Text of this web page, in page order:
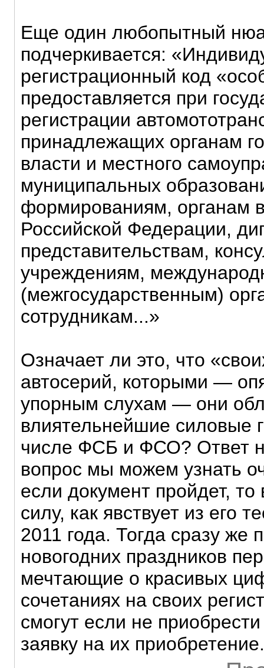
Еще один любопытный
подчеркивается:
регистрационный код
предоставляется при
регистрации
принадлежащих органам
власти и местного
муниципальных
формированиям, органам
Российской Федерации,
представительствам,
учреждениям,
(межгосударственным)
сотрудникам...»
Означает ли это, что
автосерий, которыми —
упорным слухам — они
влиятельнейшие силовые
числе ФСБ и ФСО? Ответ
вопрос мы можем узнать
если документ пройдет, то
силу, как явствует из его
2011 года. Тогда сразу же
новогодних праздников
мечтающие о красивых
сочетаниях на своих
смогут если не
заявку на их приобретение.